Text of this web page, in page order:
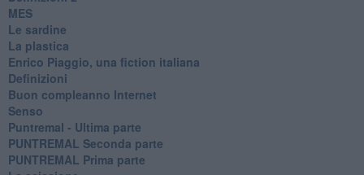
MES
Le sardine
La plastica
​Enrico Piaggio, una fiction italiana
Definizioni
​Buon compleanno Internet
Senso
Puntremal - Ultima parte
PUNTREMAL Seconda parte
​PUNTREMAL Prima parte